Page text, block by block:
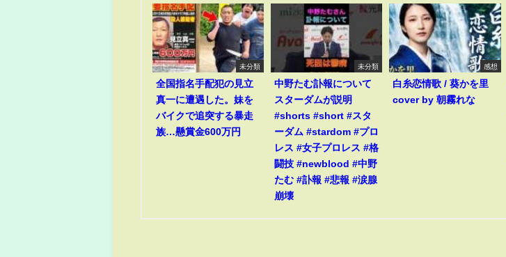
未分類
全国指名手配犯の見立
真一に遭遇した。妹を
バイクで追突する暴走
族…懸賞金600万円
未分類
中野たむ訃報について
スターダムが説明
#shorts #short #スタ
ーダム #stardom #プロ
レス #女子プロレス #格
闘技 #newblood #中野
たむ #訃報 #悲報 #涙腺
崩壊
感想
白糸恋情歌 / 葵かを里
cover by 朝霧れな